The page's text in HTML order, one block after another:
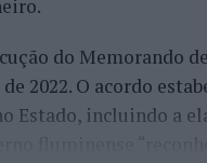
imobiliário da
do Brasil,
do Memorando de
2022. O acordo
Estado, incluindo a